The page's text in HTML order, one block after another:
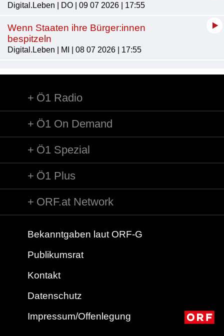
Digital.Leben | DO | 09 07 2026 | 17:55
Wenn Staaten ihre Bürger:innen
bespitzeln
Digital.Leben | MI | 08 07 2026 | 17:55
Ö1 Radio
Ö1 On Demand
Ö1 Spezial
Ö1 Plus
ORF.at Network
Bekanntgaben laut ORF-G
Publikumsrat
Kontakt
Datenschutz
Impressum/Offenlegung